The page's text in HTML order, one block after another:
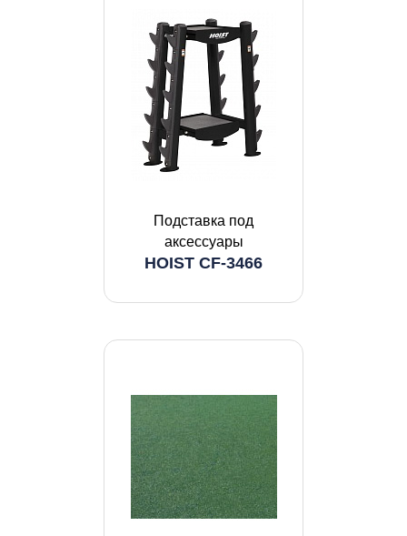
Подставка под
аксессуары
HOIST CF-3466